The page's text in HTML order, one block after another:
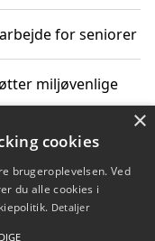
for seniorer
miljøvenlige
naturen
×
cookies
brugeroplevelsen. Ved
du alle cookies i
Detaljer